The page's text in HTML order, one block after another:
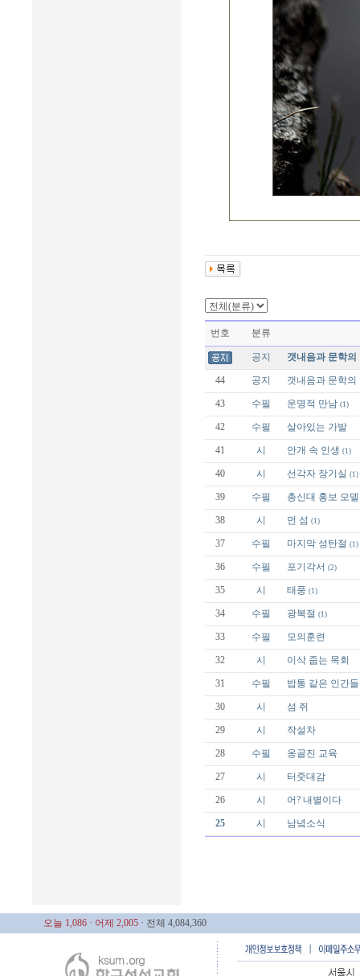
번호 분류
공지 갯내음과 문학의
44 공지 갯내음과 문학의
43 수필 운명적 만남 (1)
42 수필 살아있는 가발
41 시 안개 속 인생 (1)
40 시 선각자 장기실 (1)
39 수필 총신대 홍보 모델
38 시 먼 섬 (1)
37 수필 마지막 성탄절 (1)
36 수필 포기각서 (2)
35 시 태풍 (1)
34 수필 광복절 (1)
33 수필 모의훈련
32 시 이삭 줍는 목회
31 수필 밥통 같은 인간들
30 시 섬 쥐
29 시 작설차
28 수필 옹골진 교육
27 시 터줏대감
26 시 어? 내별이다
25 시 남녘소식
오늘 1,086 · 어제 2,005 · 전체 4,084,360